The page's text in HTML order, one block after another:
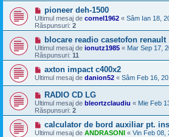
pioneer deh-1500
Ultimul mesaj de cornel1962 « Sâm Ian 18,
Răspunsuri: 2
blocare readio casetofon renault
Ultimul mesaj de ionutz1985 « Mar Sep 17,
Răspunsuri: 11
axton impact c400x2
Ultimul mesaj de danion52 « Sâm Feb 16,
RADIO CD LG
Ultimul mesaj de bleortzclaudiu « Mie Feb
Răspunsuri: 2
calculator de bord auxiliar pt.
Ultimul mesaj de ANDRASONI « Vin Feb 08,